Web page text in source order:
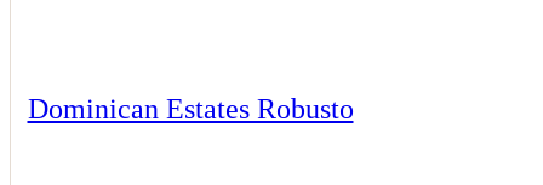
Dominican Estates Robusto